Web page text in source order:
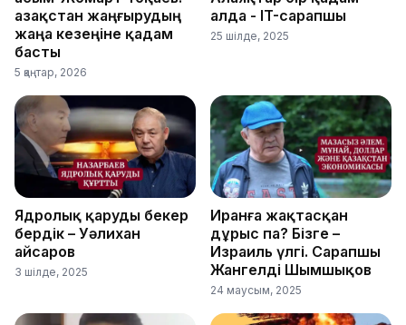
Қазақстан жаңғырудың
жаңа кезеңіне қадам
басты
5 қаңтар, 2026
алда - IT-сарапшы
25 шілде, 2025
Ядролық қаруды бекер
бердік – Уәлихан
Қайсаров
3 шілде, 2025
Иранға жақтасқан
дұрыс па? Бізге –
Израиль үлгі. Сарапшы
Жангелді Шымшықов
24 маусым, 2025